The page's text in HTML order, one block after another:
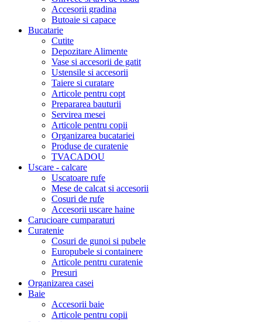
Accesorii gradina
Butoaie si capace
Bucatarie
Cutite
Depozitare Alimente
Vase si accesorii de gatit
Ustensile si accesorii
Taiere si curatare
Articole pentru copt
Prepararea bauturii
Servirea mesei
Articole pentru copii
Organizarea bucatariei
Produse de curatenie
TVACADOU
Uscare - calcare
Uscatoare rufe
Mese de calcat si accesorii
Cosuri de rufe
Accesorii uscare haine
Carucioare cumparaturi
Curatenie
Cosuri de gunoi si pubele
Europubele si containere
Articole pentru curatenie
Presuri
Organizarea casei
Baie
Accesorii baie
Articole pentru copii